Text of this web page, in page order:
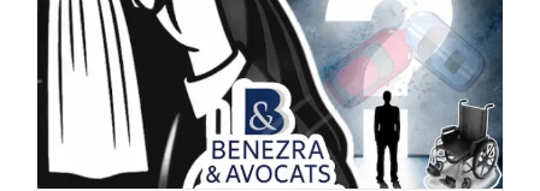
Négocier seul ses préjudices corporels ? Une
fausse bonne idée !